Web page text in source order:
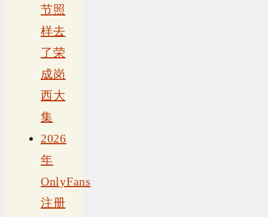
节照
样去
了荣
成岗
西大
集
2026
年
OnlyFans
注册